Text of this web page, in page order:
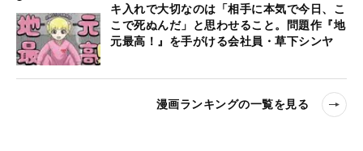
キ入れで大切なのは「相手に本気で今日、こ
こで死ぬんだ」と思わせること。問題作『地
元最高！』を手がける会社員・草下シンヤ
漫画ランキングの一覧を見る